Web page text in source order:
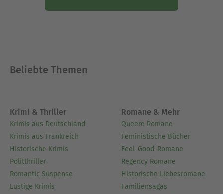
Dieses Werk fällt nun ein wenig aus dem Rahmen
beschrieben hat. So entsteht ein ganz anderer
Gesichtspunkten durch die Stadt zu bewegen.
Ausblenden
Beliebte Themen
Krimi & Thriller
Krimis aus Deutschland
Krimis aus Frankreich
Historische Krimis
Politthriller
Romantic Suspense
Lustige Krimis
Romane & Mehr
Queere Romane
Feministische Bücher
Feel-Good-Romane
Regency Romane
Historische Liebesromane
Familiensagas